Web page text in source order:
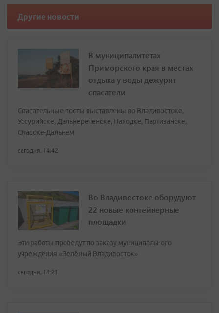
Другие новости
В муниципалитетах
Приморского края в местах
отдыха у воды дежурят
спасатели
Спасательные посты выставлены во Владивостоке,
Уссурийске, Дальнереченске, Находке, Партизанске,
Спасске-Дальнем
сегодня, 14:42
Во Владивостоке оборудуют
22 новые контейнерные
площадки
Эти работы проведут по заказу муниципального
учреждения «Зелёный Владивосток»
сегодня, 14:21